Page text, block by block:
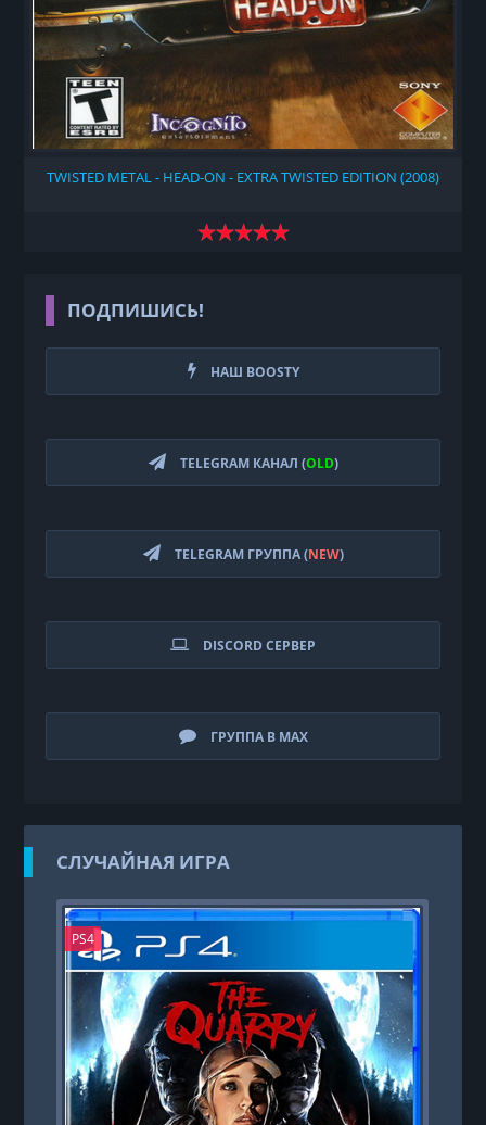
TWISTED METAL - HEAD-ON - EXTRA TWISTED EDITION (2008)
ПОДПИШИСЬ!
НАШ BOOSTY
TELEGRAM КАНАЛ (OLD)
TELEGRAM ГРУППА (NEW)
DISCORD СЕРВЕР
ГРУППА В MAX
СЛУЧАЙНАЯ ИГРА
PS4